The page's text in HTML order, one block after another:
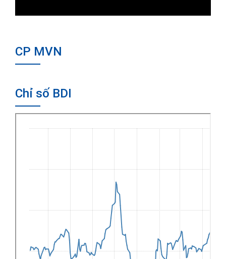
CP MVN
Chỉ số BDI